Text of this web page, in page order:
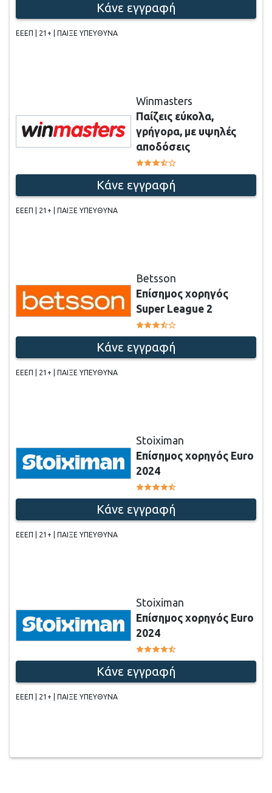
Κάνε εγγραφή
ΕΕΕΠ | 21+ | ΠΑΙΞΕ ΥΠΕΥΘΥΝΑ
Winmasters
Παίζεις εύκολα,
γρήγορα, με υψηλές
αποδόσεις
Κάνε εγγραφή
ΕΕΕΠ | 21+ | ΠΑΙΞΕ ΥΠΕΥΘΥΝΑ
Betsson
Επίσημος χορηγός
Super League 2
Κάνε εγγραφή
ΕΕΕΠ | 21+ | ΠΑΙΞΕ ΥΠΕΥΘΥΝΑ
Stoiximan
Επίσημος χορηγός Euro
2024
Κάνε εγγραφή
ΕΕΕΠ | 21+ | ΠΑΙΞΕ ΥΠΕΥΘΥΝΑ
Stoiximan
Επίσημος χορηγός Euro
2024
Κάνε εγγραφή
ΕΕΕΠ | 21+ | ΠΑΙΞΕ ΥΠΕΥΘΥΝΑ